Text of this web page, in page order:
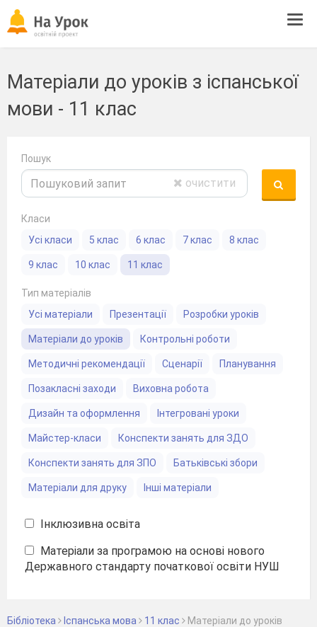
Матеріали до уроків з іспанської
мови - 11 клас
Пошук
очистити
Класи
Усі класи
5 клас 6 клас 7 клас 8 клас
9 клас 10 клас 11 клас
Тип матеріалів
Усі матеріали
Презентації Розробки уроків
Матеріали до уроків Контрольні роботи
Методичні рекомендації Сценарії Планування
Позакласні заходи Виховна робота
Дизайн та оформлення Інтегровані уроки
Майстер-класи Конспекти занять для ЗДО
Конспекти занять для ЗПО Батьківські збори
Матеріали для друку Інші матеріали
Інклюзивна освіта
Матеріали за програмою на основі нового
Державного стандарту початкової освіти НУШ
Бібліотека Іспанська мова 11 клас Матеріали до уроків